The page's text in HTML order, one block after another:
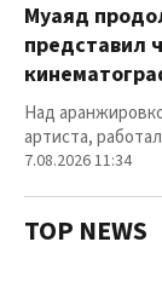
Муаяд
представил
Над
артиста,
7.08.2026 11:34
TOP NEWS